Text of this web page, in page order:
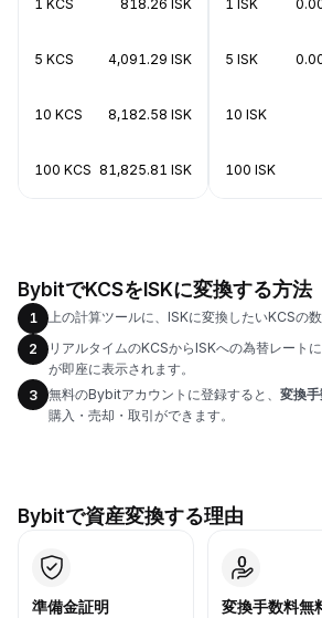
1 KCS 818.26 ISK
5 KCS 4,091.29 ISK
10 KCS 8,182.58 ISK
100 KCS 81,825.81 ISK
1 ISK
5 ISK
10 ISK
100 ISK
BybitでKCSをISKに変換する方法
1
上の計算ツールに、ISKに変換したいKCSの数
2
リアルタイムのKCSからISKへの為替レート
が即座に表示されます。
3
無料のBybitアカウントに登録すると、 変換
購入・売却・取引ができます。
Bybitで資産変換する理由
準備金証明 変換手数料無